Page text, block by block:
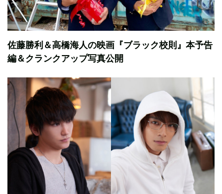
佐藤勝利＆高橋海人の映画『ブラック校則』本予告
編＆クランクアップ写真公開